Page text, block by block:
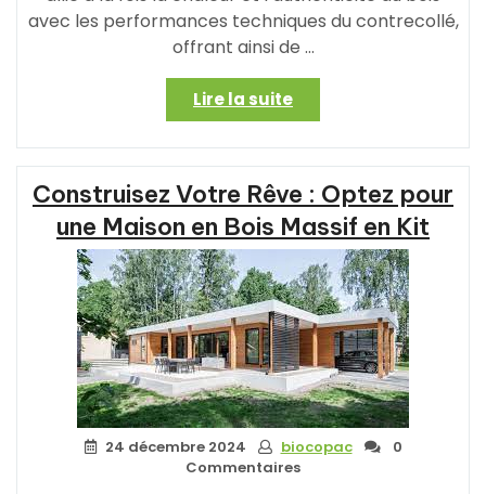
avec les performances techniques du contrecollé,
offrant ainsi de …
Lire la suite« Construire
une
Maison
en
Madrier
Contrecollé
:
Allier
Tradition
et
Modernité
avec
le
Bois »
Construisez Votre Rêve : Optez pour
une Maison en Bois Massif en Kit
24 décembre 2024 biocopac
0
Commentaires